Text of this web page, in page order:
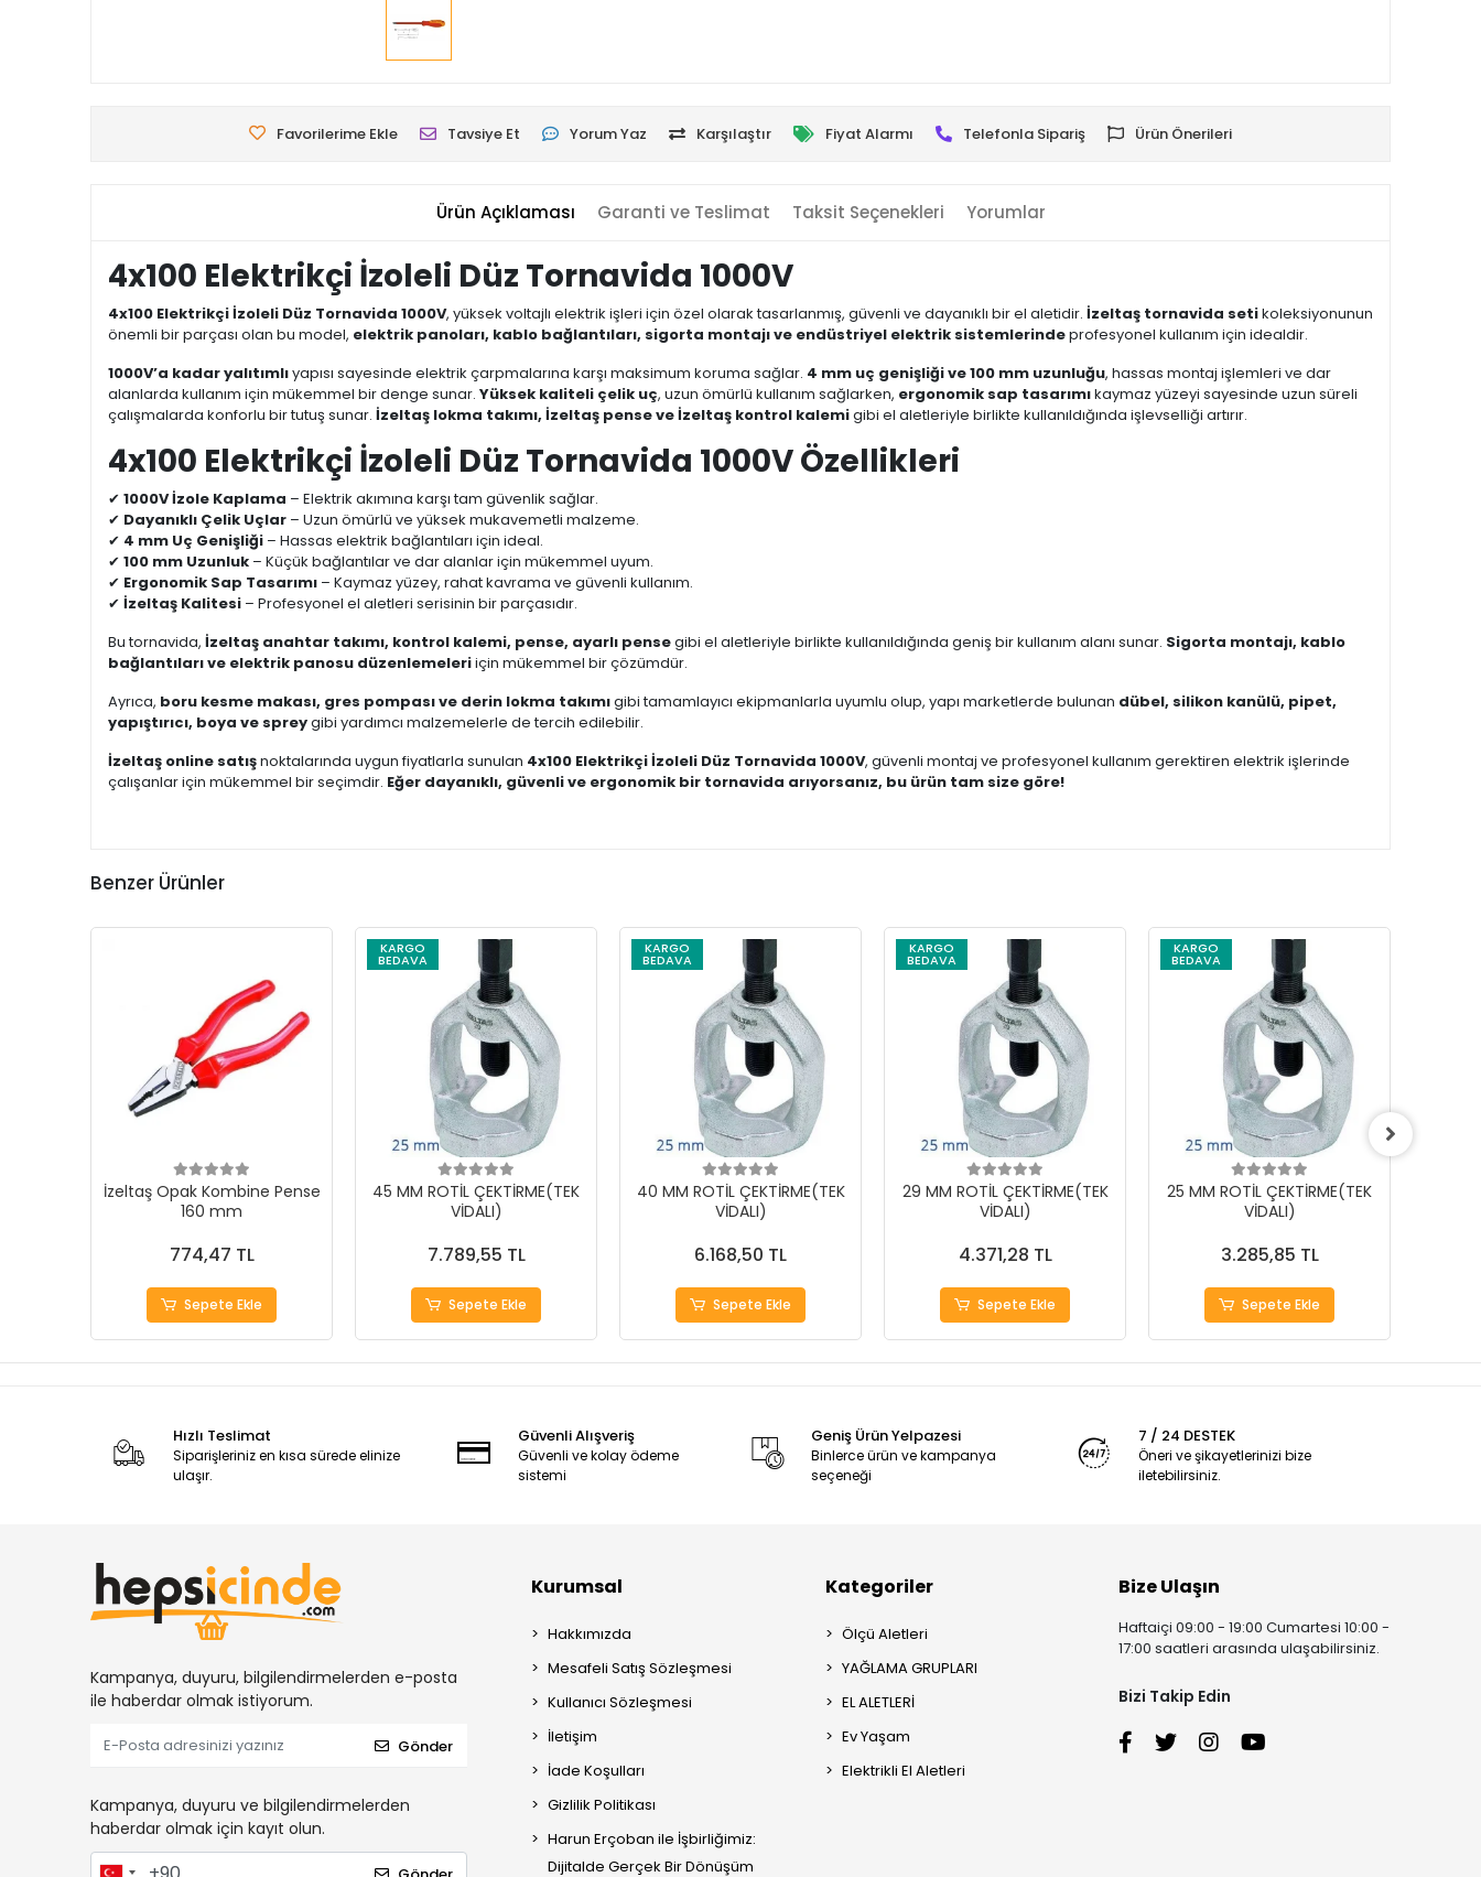
Favorilerime Ekle Tavsiye Et Yorum Yaz Karşılaştır Fiyat Alarmı Telefonla Sipariş Ürün Önerileri
Ürün Açıklaması Garanti ve Teslimat Taksit Seçenekleri Yorumlar
4x100 Elektrikçi İzoleli Düz Tornavida 1000V
4x100 Elektrikçi İzoleli Düz Tornavida 1000V, yüksek voltajlı elektrik işleri için özel olarak tasarlanmış, güvenli ve dayanıklı bir el aletidir. İzeltaş tornavida setikoleksiyonunun
önemli bir parçası olan bu model, elektrik panoları, kablo bağlantıları, sigorta montajı ve endüstriyel elektrik sistemlerindeprofesyonel kullanım için idealdir.
1000V’a kadar yalıtımlıyapısı sayesinde elektrik çarpmalarına karşı maksimum koruma sağlar. 4 mm uç genişliği ve 100 mm uzunluğu, hassas montaj işlemleri ve dar
alanlarda kullanım için mükemmel bir denge sunar. Yüksek kaliteli çelik uç, uzun ömürlü kullanım sağlarken, ergonomik sap tasarımıkaymaz yüzeyi sayesinde uzun süreli
çalışmalarda konforlu bir tutuş sunar. İzeltaş lokma takımı, İzeltaş pense ve İzeltaş kontrol kalemigibi el aletleriyle birlikte kullanıldığında işlevselliği artırır.
4x100 Elektrikçi İzoleli Düz Tornavida 1000V Özellikleri
✔ 1000V İzole Kaplama – Elektrik akımına karşı tam güvenlik sağlar.
✔ Dayanıklı Çelik Uçlar – Uzun ömürlü ve yüksek mukavemetli malzeme.
✔ 4 mm Uç Genişliği – Hassas elektrik bağlantıları için ideal.
✔ 100 mm Uzunluk – Küçük bağlantılar ve dar alanlar için mükemmel uyum.
✔ Ergonomik Sap Tasarımı – Kaymaz yüzey, rahat kavrama ve güvenli kullanım.
✔ İzeltaş Kalitesi – Profesyonel el aletleri serisinin bir parçasıdır.
Bu tornavida, İzeltaş anahtar takımı, kontrol kalemi, pense, ayarlı pensegibi el aletleriyle birlikte kullanıldığında geniş bir kullanım alanı sunar. Sigorta montajı, kablo
bağlantıları ve elektrik panosu düzenlemeleriiçin mükemmel bir çözümdür.
Ayrıca, boru kesme makası, gres pompası ve derin lokma takımıgibi tamamlayıcı ekipmanlarla uyumlu olup, yapı marketlerde bulunan dübel, silikon kanülü, pipet,
yapıştırıcı, boya ve spreygibi yardımcı malzemelerle de tercih edilebilir.
İzeltaş online satışnoktalarında uygun fiyatlarla sunulan 4x100 Elektrikçi İzoleli Düz Tornavida 1000V, güvenli montaj ve profesyonel kullanım gerektiren elektrik işlerinde
çalışanlar için mükemmel bir seçimdir. Eğer dayanıklı, güvenli ve ergonomik bir tornavida arıyorsanız, bu ürün tam size göre!
Benzer Ürünler
İzeltaş Opak Kombine Pense
160 mm
774,47 TL
Sepete Ekle
KARGO
BEDAVA
45 MM ROTİL ÇEKTİRME(TEK
VİDALI)
7.789,55 TL
Sepete Ekle
KARGO
BEDAVA
40 MM ROTİL ÇEKTİRME(TEK
VİDALI)
6.168,50 TL
Sepete Ekle
KARGO
BEDAVA
29 MM ROTİL ÇEKTİRME(TEK
VİDALI)
4.371,28 TL
Sepete Ekle
KARGO
BEDAVA
25 MM ROTİL ÇEKTİRME(TEK
VİDALI)
3.285,85 TL
Sepete Ekle
Hızlı Teslimat
Siparişleriniz en kısa sürede elinize
ulaşır.
Güvenli Alışveriş
Güvenli ve kolay ödeme
sistemi
Geniş Ürün Yelpazesi
Binlerce ürün ve kampanya
seçeneği
7 / 24 DESTEK
Öneri ve şikayetlerinizi bize
iletebilirsiniz.
Kampanya, duyuru, bilgilendirmelerden e-posta
ile haberdar olmak istiyorum.
Gönder
Kampanya, duyuru ve bilgilendirmelerden
haberdar olmak için kayıt olun.
Kurumsal
Hakkımızda
Mesafeli Satış Sözleşmesi
Kullanıcı Sözleşmesi
İletişim
İade Koşulları
Gizlilik Politikası
Harun Erçoban ile İşbirliğimiz:
Dijitalde Gerçek Bir Dönüşüm
Kategoriler
Ölçü Aletleri
YAĞLAMA GRUPLARI
EL ALETLERİ
Ev Yaşam
Elektrikli El Aletleri
Bize Ulaşın
Haftaiçi 09:00 - 19:00 Cumartesi 10:00 -
17:00 saatleri arasında ulaşabilirsiniz.
Bizi Takip Edin